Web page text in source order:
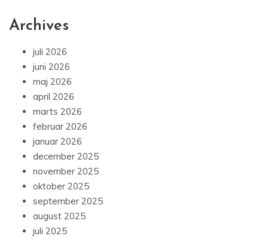
Archives
juli 2026
juni 2026
maj 2026
april 2026
marts 2026
februar 2026
januar 2026
december 2025
november 2025
oktober 2025
september 2025
august 2025
juli 2025